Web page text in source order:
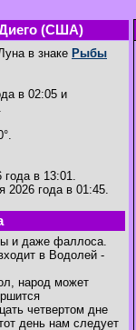
Диего (США)
в знаке Рыбы
в 02:05 и
.
года в 13:01.
2026 года в 01:45.
и даже фаллоса.
в Водолей -
народ может
четвертом дне
день нам следует